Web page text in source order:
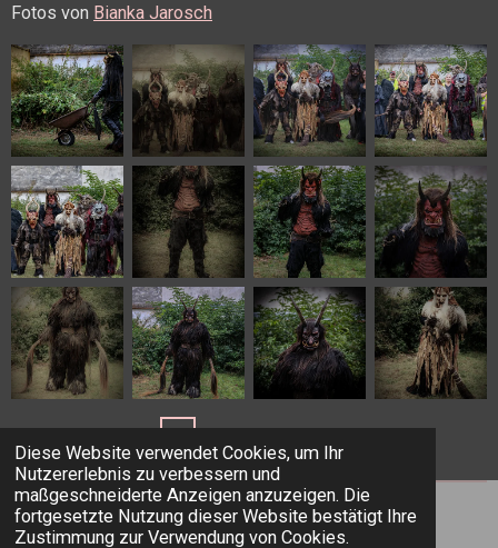
Diese Website verwendet Cookies, um Ihr
Nutzererlebnis zu verbessern und
maßgeschneiderte Anzeigen anzuzeigen. Die
fortgesetzte Nutzung dieser Website bestätigt Ihre
Zustimmung zur Verwendung von Cookies.
Fotos von Bianka Jarosch
Teilen Teilen Teilen Teilen